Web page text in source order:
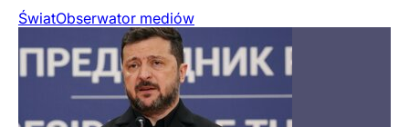
ŚwiatObserwator mediów